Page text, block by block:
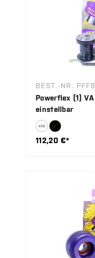
BEST.-NR.
Powerflex (1)
einstellbar
112,20 €*